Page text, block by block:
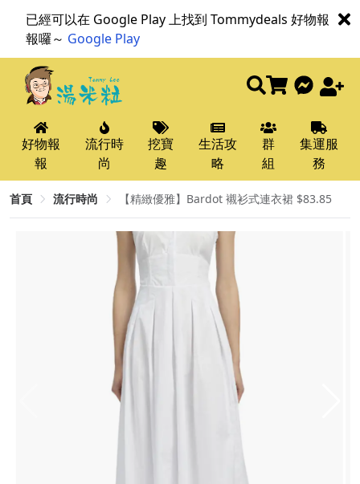
已經可以在 Google Play 上找到 Tommydeals 好物報
報囉～ Google Play
好物報
報
流行時
尚
挖寶
趣
生活攻
略
群
組
集運服
務
首頁 流行時尚 【精緻優雅】Bardot 襯衫式連衣裙 $83.85